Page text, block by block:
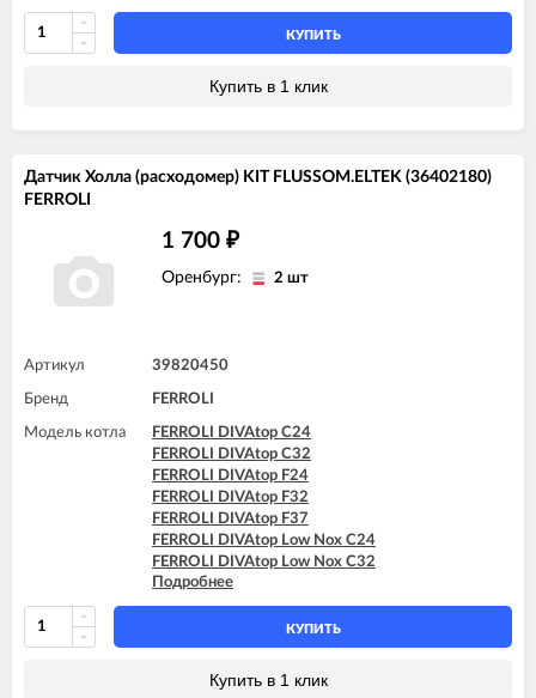
FERROLI DOMINA F16 N
FERROLI DOMINA F24 N
FERROLI DOMItech F24
FERROLI DOMItech F32 D
FERROLI DOMIcompact F30 B
FERROLI DOMIcompact F30 D
FERROLI DOMItop C30 E
КУПИТЬ
Купить в 1 клик
Датчик Холла (расходомер) KIT FLUSSOM.ELTEK (36402180)
FERROLI
1 700 ₽
Оренбург: 2 шт
Артикул 39820450
Бренд FERROLI
Модель котла
FERROLI DIVAtop C24
FERROLI DIVAtop C32
FERROLI DIVAtop F24
FERROLI DIVAtop F32
FERROLI DIVAtop F37
FERROLI DIVAtop Low Nox C24
FERROLI DIVAtop Low Nox C32
FERROLI DIVAtop Low Nox F24
FERROLI DIVAtop Low Nox F32
Подробнее
КУПИТЬ
Купить в 1 клик